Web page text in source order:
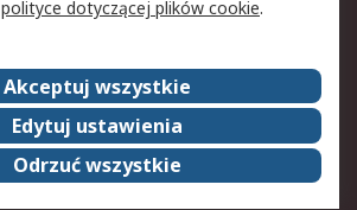
Kontakt
RS na świecie
Nagrody dla RS
polityce dotyczącej plików cookie.
Akceptuj wszystkie
Edytuj ustawienia
Odrzuć wszystkie